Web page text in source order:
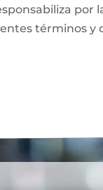
por
términos y